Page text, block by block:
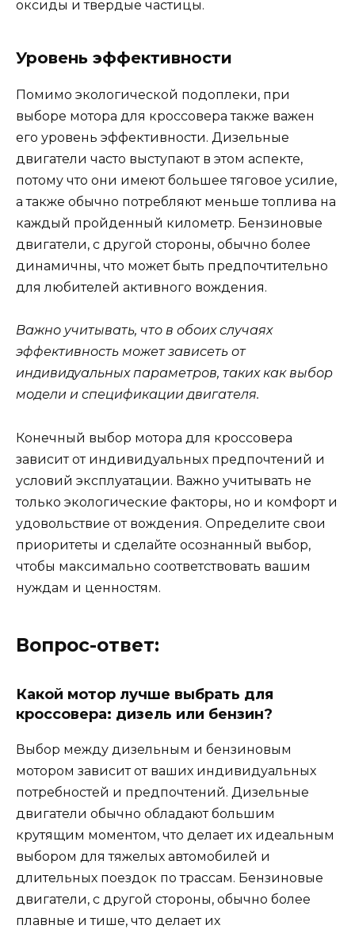
оксиды и твердые частицы.
Уровень эффективности
Помимо экологической подоплеки, при
выборе мотора для кроссовера также важен
его уровень эффективности. Дизельные
двигатели часто выступают в этом аспекте,
потому что они имеют большее тяговое усилие,
а также обычно потребляют меньше топлива на
каждый пройденный километр. Бензиновые
двигатели, с другой стороны, обычно более
динамичны, что может быть предпочтительно
для любителей активного вождения.
Важно учитывать, что в обоих случаях
эффективность может зависеть от
индивидуальных параметров, таких как выбор
модели и спецификации двигателя.
Конечный выбор мотора для кроссовера
зависит от индивидуальных предпочтений и
условий эксплуатации. Важно учитывать не
только экологические факторы, но и комфорт и
удовольствие от вождения. Определите свои
приоритеты и сделайте осознанный выбор,
чтобы максимально соответствовать вашим
нуждам и ценностям.
Вопрос-ответ:
Какой мотор лучше выбрать для
кроссовера: дизель или бензин?
Выбор между дизельным и бензиновым
мотором зависит от ваших индивидуальных
потребностей и предпочтений. Дизельные
двигатели обычно обладают большим
крутящим моментом, что делает их идеальным
выбором для тяжелых автомобилей и
длительных поездок по трассам. Бензиновые
двигатели, с другой стороны, обычно более
плавные и тише, что делает их